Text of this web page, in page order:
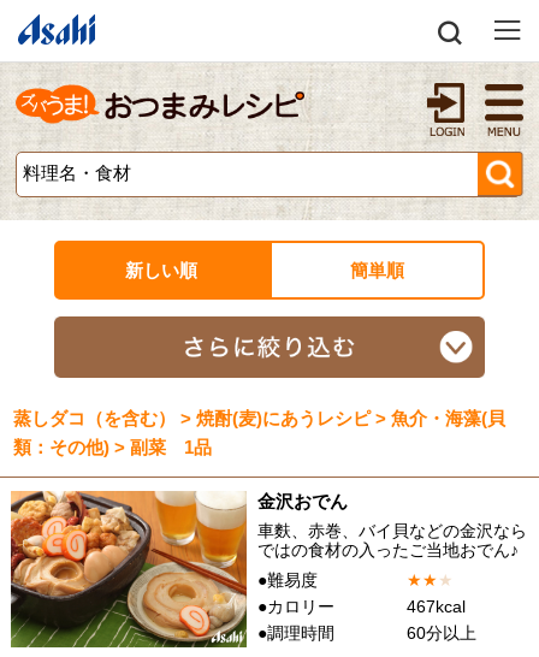
新しい順 簡単順
蒸しダコ（を含む） > 焼酎(麦)にあうレシピ > 魚介・海藻(貝
類：その他) > 副菜 1品
金沢おでん
車麩、赤巻、バイ貝などの金沢なら
ではの食材の入ったご当地おでん♪
●難易度
★★★
●カロリー
467kcal
●調理時間
60分以上